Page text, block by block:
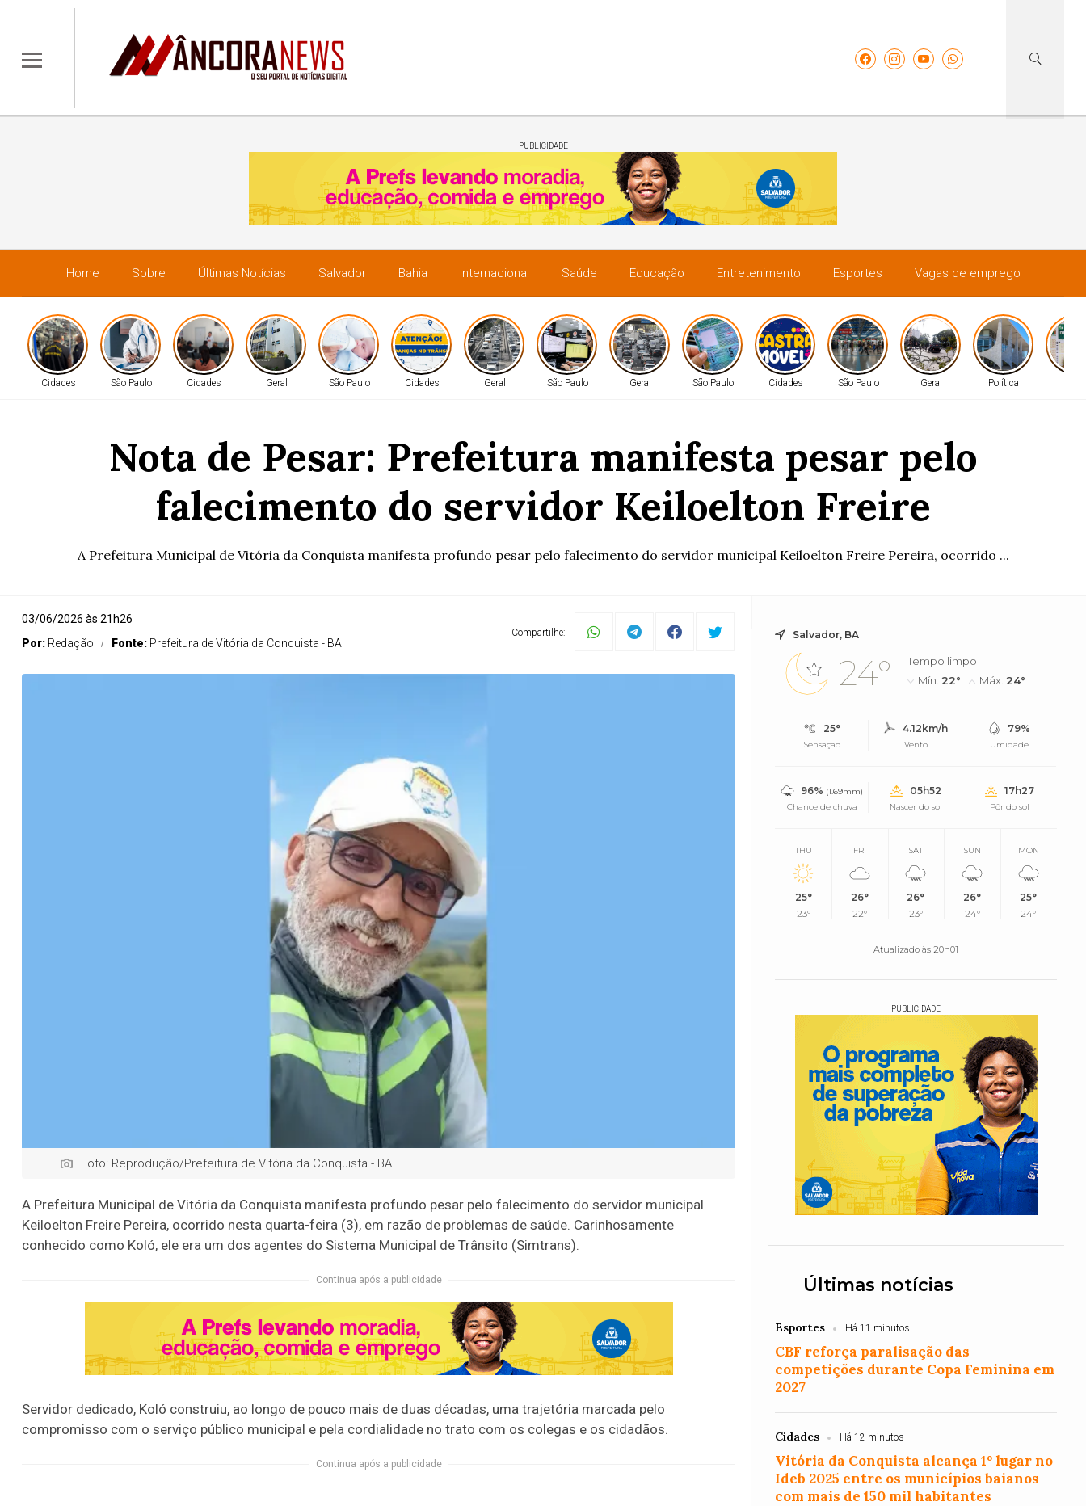
PUBLICIDADE
Home Sobre Últimas Notícias Salvador Bahia Internacional Saúde Educação Entretenimento Esportes Vagas de emprego
Cidades São Paulo Cidades Geral São Paulo Cidades Geral São Paulo Geral São Paulo Cidades São Paulo Geral Política
Nota de Pesar: Prefeitura manifesta pesar pelo
falecimento do servidor Keiloelton Freire
A Prefeitura Municipal de Vitória da Conquista manifesta profundo pesar pelo falecimento do servidor municipal Keiloelton Freire Pereira, ocorrido ...
03/06/2026 às 21h26
Por: Redação Fonte: Prefeitura de Vitória da Conquista - BA
Compartilhe:
Foto: Reprodução/Prefeitura de Vitória da Conquista - BA
A Prefeitura Municipal de Vitória da Conquista manifesta profundo pesar pelo falecimento do servidor municipal
Keiloelton Freire Pereira, ocorrido nesta quarta-feira (3), em razão de problemas de saúde. Carinhosamente
conhecido como Koló, ele era um dos agentes do Sistema Municipal de Trânsito (Simtrans).
Continua após a publicidade
Servidor dedicado, Koló construiu, ao longo de pouco mais de duas décadas, uma trajetória marcada pelo
compromisso com o serviço público municipal e pela cordialidade no trato com os colegas e os cidadãos.
Continua após a publicidade
Salvador, BA
24°
Tempo limpo
Mín. 22° Máx. 24°
25°
Sensação
4.12km/h
Vento
79%
Umidade
96% (1.69mm)
Chance de chuva
05h52
Nascer do sol
17h27
Pôr do sol
THU
25°
23°
FRI
26°
22°
SAT
26°
23°
SUN
26°
24°
MON
25°
24°
Atualizado às 20h01
PUBLICIDADE
Últimas notícias
Esportes Há 11 minutos
CBF reforça paralisação das
competições durante Copa Feminina em
2027
Cidades Há 12 minutos
Vitória da Conquista alcança 1º lugar no
Ideb 2025 entre os municípios baianos
com mais de 150 mil habitantes